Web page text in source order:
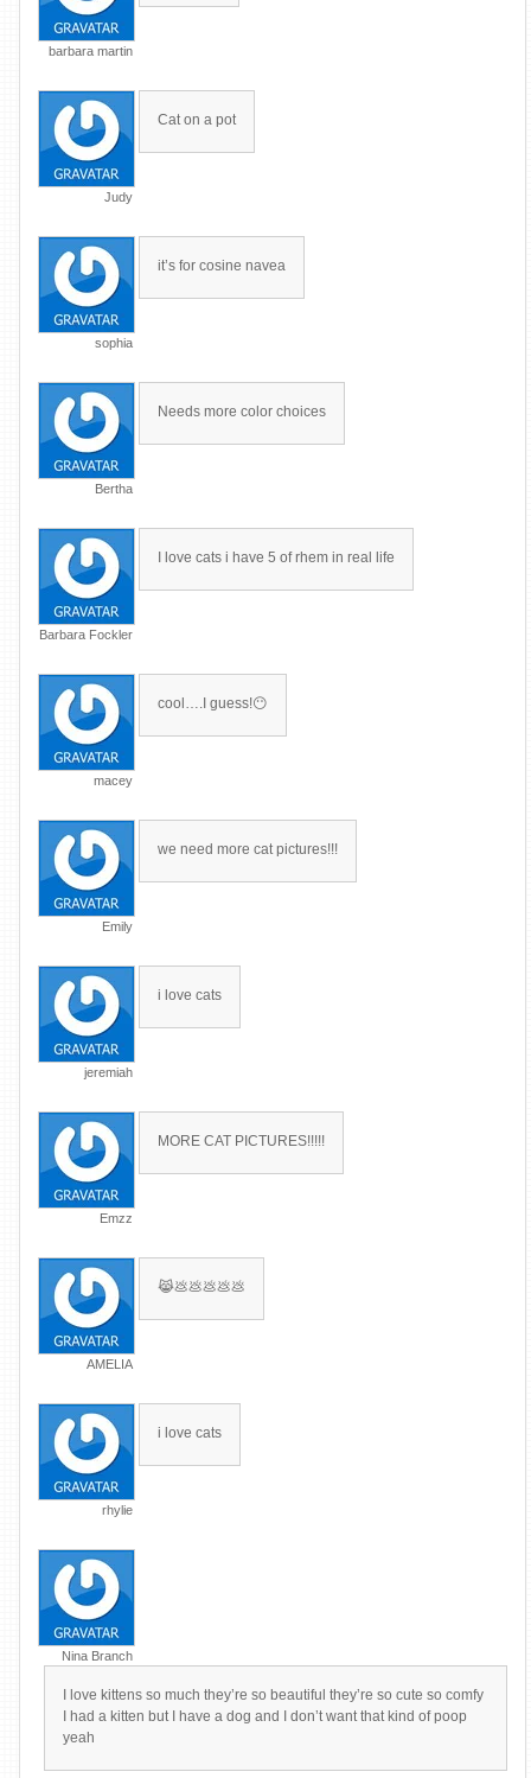
barbara martin
Judy
Cat on a pot
sophia
it’s for cosine navea
Bertha
Needs more color choices
Barbara Fockler
I love cats i have 5 of rhem in real life
macey
cool….I guess!😶
Emily
we need more cat pictures!!!
jeremiah
i love cats
Emzz
MORE CAT PICTURES!!!!!
AMELIA
😹💩💩💩💩💩
rhylie
i love cats
Nina Branch
I love kittens so much they’re so beautiful they’re so cute so comfy
I had a kitten but I have a dog and I don’t want that kind of poop
yeah